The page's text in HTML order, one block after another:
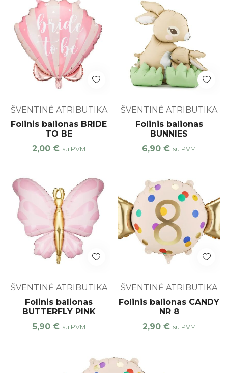
ŠVENTINĖ ATRIBUTIKA
Folinis balionas BRIDE
TO BE
2,00€ su PVM
ŠVENTINĖ ATRIBUTIKA
Folinis balionas
BUNNIES
6,90€ su PVM
ŠVENTINĖ ATRIBUTIKA
Folinis balionas
BUTTERFLY PINK
5,90 € su PVM
ŠVENTINĖ ATRIBUTIKA
Folinis balionas CANDY
NR 8
2,90 € su PVM